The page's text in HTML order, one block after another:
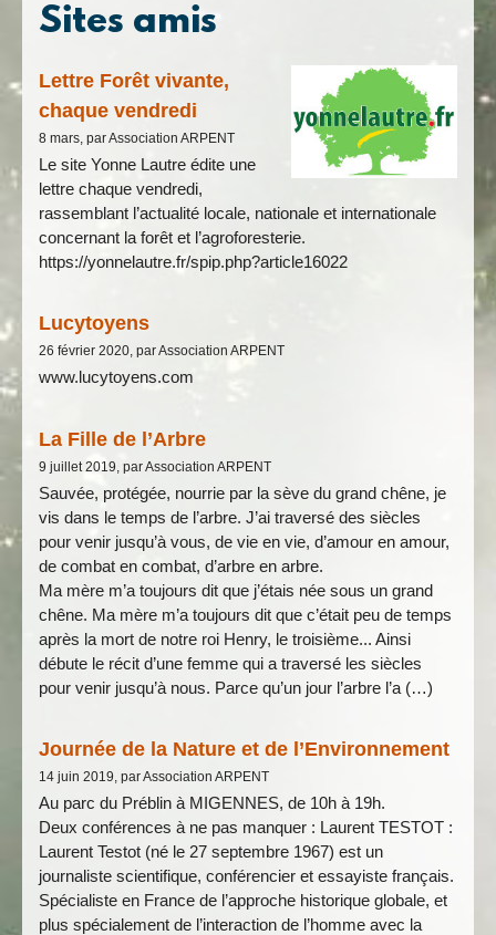
Sites amis
Lettre Forêt vivante,
chaque vendredi
8 mars, par Association ARPENT
Le site Yonne Lautre édite une
lettre chaque vendredi,
rassemblant l’actualité locale, nationale et internationale
concernant la forêt et l’agroforesterie.
https://yonnelautre.fr/spip.php?article16022
Lucytoyens
26 février 2020, par Association ARPENT
www.lucytoyens.com
La Fille de l’Arbre
9 juillet 2019, par Association ARPENT
Sauvée, protégée, nourrie par la sève du grand chêne, je
vis dans le temps de l’arbre. J’ai traversé des siècles
pour venir jusqu’à vous, de vie en vie, d’amour en amour,
de combat en combat, d’arbre en arbre.
Ma mère m’a toujours dit que j’étais née sous un grand
chêne. ​Ma mère m’a toujours dit que c’était peu de temps
après la mort de notre roi Henry, le troisième... Ainsi
débute le récit d’une femme qui a traversé les siècles
pour venir jusqu’à nous. ​Parce qu’un jour l’arbre l’a (…)
Journée de la Nature et de l’Environnement
14 juin 2019, par Association ARPENT
Au parc du Préblin à MIGENNES, de 10h à 19h.
Deux conférences à ne pas manquer : Laurent TESTOT :
Laurent Testot (né le 27 septembre 1967) est un
journaliste scientifique, conférencier et essayiste français.
Spécialiste en France de l’approche historique globale, et
plus spécialement de l’interaction de l’homme avec la